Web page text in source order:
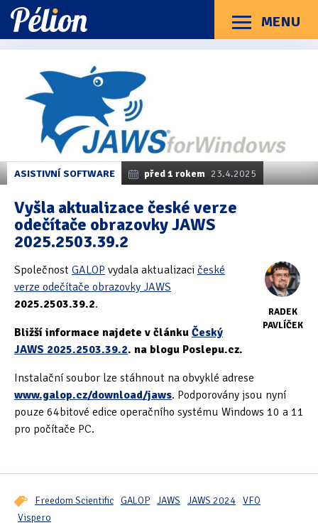
Přejít
na
štítky
Přejít
na
kategorie
Přejít
na
obsah
MENU
Menu
Kategorie článků
Dotazníky
Hardware
(163)
Braillské řádky(31)
Lupy (8)
Mobilní zařízení(85)
Zápisníky(7)
Oficiální materiály(57)
Pozvánky & oznámení(67)
Pracuji sluchem(564)
Pracuji sluchem a hmatem
Pracuji zrakem(456)
Pracuji zrakem a sluchem(515)
ASISTIVNÍ SOFTWARE před 1 rokem 23.4.2025
Vyšla aktualizace české verze
odečítače obrazovky JAWS
2025.2503.39.2
RADEK
PAVLÍČEK
Společnost GALOP vydala aktualizaci české
verze odečítače obrazovky JAWS
2025.2503.39.2.
Bližší informace najdete v článku Český
JAWS 2025.2503.39.2. na blogu Poslepu.cz.
Instalační soubor lze stáhnout na obvyklé adrese
www.galop.cz/download/jaws. Podporovány jsou nyní
pouze 64bitové edice operačního systému Windows 10 a 11
pro počítače PC.
Freedom Scientific GALOP JAWS JAWS 2024 VFO
Vispero